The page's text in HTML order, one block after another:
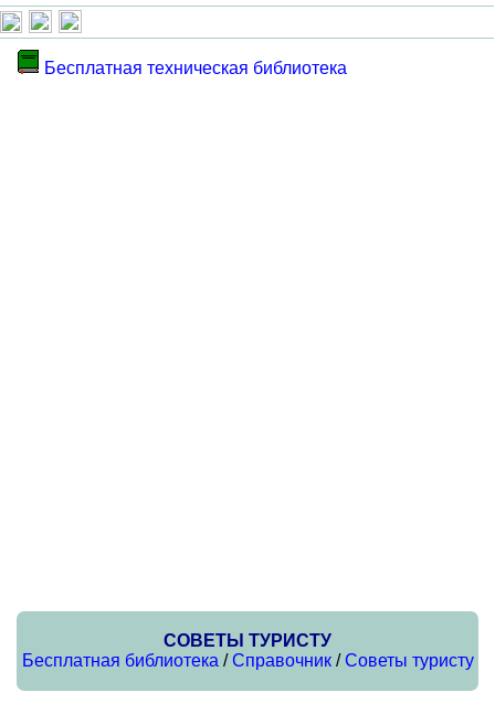
Бесплатная техническая библиотека
СОВЕТЫ ТУРИСТУ
Бесплатная библиотека /Справочник/Советы туристу